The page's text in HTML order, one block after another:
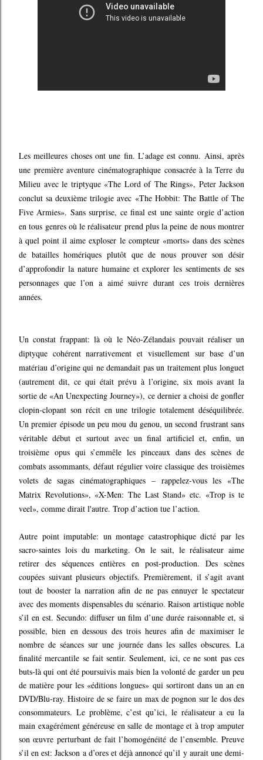
Les meilleures choses ont une fin. L’adage est connu. Ainsi, après
une première aventure cinématographique consacrée à la Terre du
Milieu avec le triptyque «The Lord of The Rings», Peter Jackson
conclut sa deuxième trilogie avec «The Hobbit: The Battle of The
Five Armies». Sans surprise, ce final est une sainte orgie d’action
en tous genres où le réalisateur prend plus la peine de nous montrer
à quel point il aime exploser le compteur «morts» dans des scènes
de batailles homériques plutôt que de nous prouver son désir
d’approfondir la nature humaine et explorer les sentiments de ses
personnages que l’on a aimé suivre durant ces trois dernières
années.
Un constat frappant: là où le Néo-Zélandais pouvait réaliser un
diptyque cohérent narrativement et visuellement sur base d’un
matériau d’origine qui ne demandait pas un traitement plus longuet
(autrement dit, ce qui était prévu à l’origine, six mois avant la
sortie de «An Unexpecting Journey»), ce dernier a choisi de gonfler
clopin-clopant son récit en une trilogie totalement déséquilibrée.
Un premier épisode un peu mou du genou, un second frustrant sans
véritable début et surtout avec un final artificiel et, enfin, un
troisième opus qui s’emmêle les pinceaux dans des scènes de
combats assommants, défaut régulier voire classique des troisièmes
volets de sagas cinématographiques – rappelez-vous les «The
Matrix Revolutions», «X-Men: The Last Stand» etc. «Trop is te
veel», comme dirait l'autre. Trop d’action tue l’action.
Autre point imputable: un montage catastrophique dicté par les
sacro-saintes lois du marketing. On le sait, le réalisateur aime
retirer des séquences entières en post-production. Des scènes
coupées suivant plusieurs objectifs. Premièrement, il s’agit avant
tout de booster la narration afin de ne pas ennuyer le spectateur
avec des moments dispensables du scénario. Raison artistique noble
s’il en est. Secundo: diffuser un film d’une durée raisonnable et, si
possible, bien en dessous des trois heures afin de maximiser le
nombre de séances sur une journée dans les salles obscures. La
finalité mercantile se fait sentir. Seulement, ici, ce ne sont pas ces
buts-là qui ont été poursuivis mais bien la volonté de garder un peu
de matière pour les «éditions longues» qui sortiront dans un an en
DVD/Blu-ray. Histoire de se faire un max de pognon sur le dos des
consommateurs. Le problème, c’est qu’ici, le réalisateur a eu la
main exagérément généreuse en salle de montage et à trop amputer
son œuvre perturbant de fait l’homogénéité de l’ensemble. Preuve
s’il en est: Jackson a d’ores et déjà annoncé qu’il y aurait une demi-